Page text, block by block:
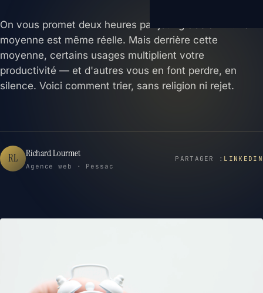
On vous promet deux heures par jour grâce à l'IA. La
moyenne est même réelle. Mais derrière cette
moyenne, certains usages multiplient votre
productivité — et d'autres vous en font perdre, en
silence. Voici comment trier, sans religion ni rejet.
RL Richard Lourmet
Agence web · Pessac
PARTAGER : LINKEDIN